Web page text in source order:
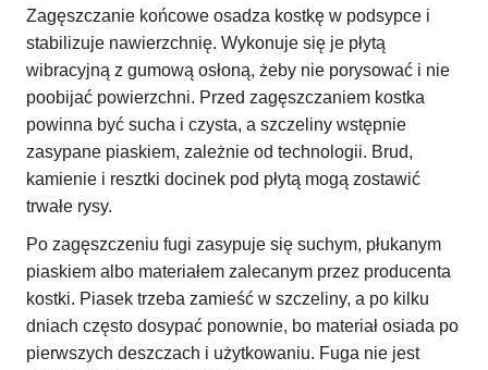
Zagęszczanie końcowe osadza kostkę w podsypce i
stabilizuje nawierzchnię. Wykonuje się je płytą
wibracyjną z gumową osłoną, żeby nie porysować i nie
poobijać powierzchni. Przed zagęszczaniem kostka
powinna być sucha i czysta, a szczeliny wstępnie
zasypane piaskiem, zależnie od technologii. Brud,
kamienie i resztki docinek pod płytą mogą zostawić
trwałe rysy.
Po zagęszczeniu fugi zasypuje się suchym, płukanym
piaskiem albo materiałem zalecanym przez producenta
kostki. Piasek trzeba zamieść w szczeliny, a po kilku
dniach często dosypać ponownie, bo materiał osiada po
pierwszych deszczach i użytkowaniu. Fuga nie jest